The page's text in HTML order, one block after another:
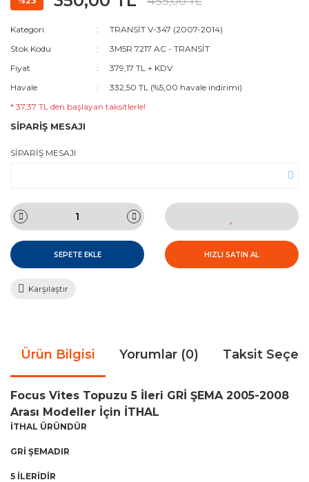
Kategori
TRANSİT V-347 (2007-2014)
Stok Kodu
3M5R 7217 AC - TRANSİT
Fiyat
379,17 TL + KDV
Havale
332,50 TL (%5,00 havale indirimi)
* 37,37 TL den başlayan taksitlerle!
SİPARİŞ MESAJI
SİPARİŞ MESAJI
SEPETE EKLE HIZLI SATIN AL
Karşılaştır
Ürün Bilgisi Yorumlar (0) Taksit
Focus Vites Topuzu 5 İleri GRİ ŞEMA 2005-2008
Arası Modeller İçin İTHAL
İTHAL ÜRÜNDÜR
GRİ ŞEMADIR
5 İLERİDİR